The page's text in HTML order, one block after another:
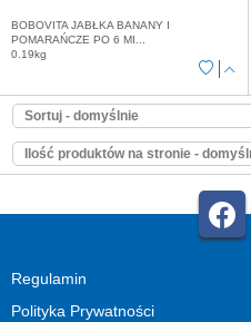
BOBOVITA JABŁKA BANANY I
POMARAŃCZE PO 6 MI...
0.19kg
Sortuj - domyślnie
Ilość produktów na stronie -
Regulamin
Polityka Prywatności